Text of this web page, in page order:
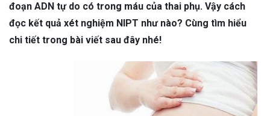
đoạn ADN tự do có trong máu của thai phụ. Vậy cách
đọc kết quả xét nghiệm NIPT như nào? Cùng tìm hiểu
chi tiết trong bài viết sau đây nhé!